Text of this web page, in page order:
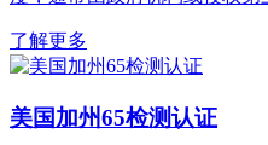
了解更多
美国加州65检测认证